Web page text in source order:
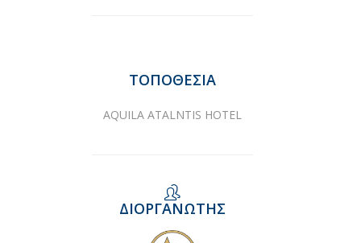
ΤΟΠΟΘΕΣΊΑ
AQUILA ATALNTIS HOTEL
ΔΙΟΡΓΑΝΩΤΉΣ